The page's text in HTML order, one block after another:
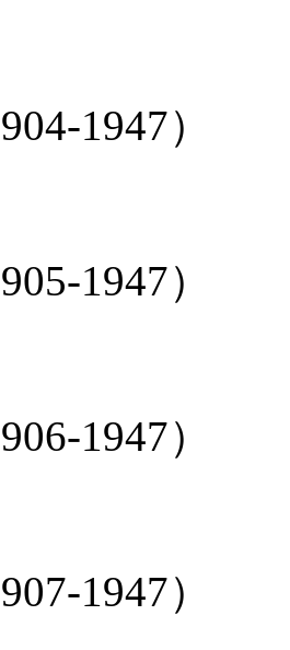
1947）
1947）
1947）
1947）